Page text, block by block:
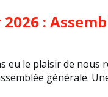
:
eu le plaisir de nous
générale.